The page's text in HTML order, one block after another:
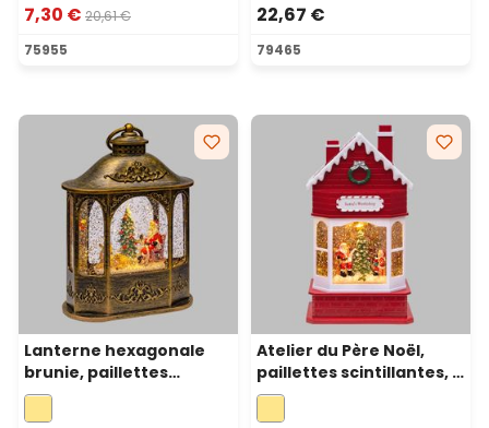
7,30 € 20,61 €
75955
22,67 €
79465
Lanterne hexagonale
brunie, paillettes
scintillantes, h 21 cm,
mélodies de Noël, LED
Atelier du Père Noël,
paillettes scintillantes, h
28,5 cm, mélodies de
Noël, LED blanc chaud